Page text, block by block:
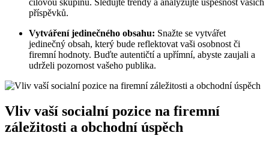
příspěvků.
Vytváření jedinečného obsahu: Snažte se vytvářet
jedinečný obsah, který bude reflektovat vaši osobnost či
firemní hodnoty. Buďte autentičtí a upřímní, abyste zaujali a
udrželi pozornost vašeho publika.
Vliv vaší socialní pozice na firemní
záležitosti a obchodní úspěch